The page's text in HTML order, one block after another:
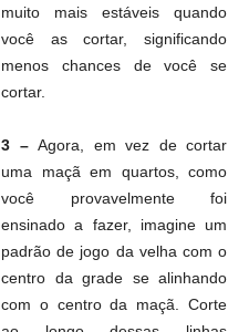
muito mais estáveis quando
você as cortar, significando
menos chances de você se
cortar.
3 – Agora, em vez de cortar
uma maçã em quartos, como
você provavelmente foi
ensinado a fazer, imagine um
padrão de jogo da velha com o
centro da grade se alinhando
com o centro da maçã. Corte